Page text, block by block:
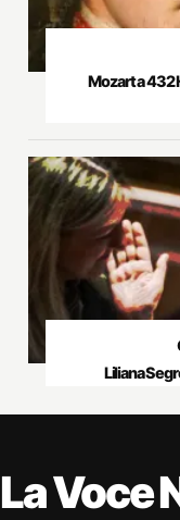
Mozart a 432
Liliana
La Voce